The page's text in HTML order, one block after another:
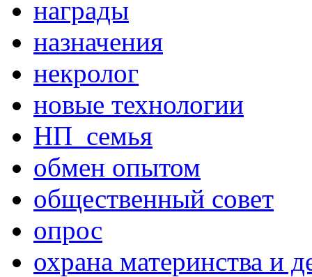
награды
назначения
некролог
новые технологии
НП_семья
обмен опытом
общественный совет
опрос
охрана материнства и